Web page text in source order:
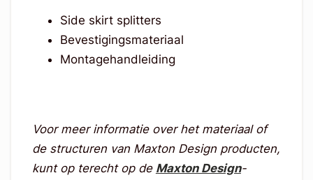
Side skirt splitters
Bevestigingsmateriaal
Montagehandleiding
Voor meer informatie over het materiaal of
de structuren van Maxton Design producten,
kunt op terecht op de Maxton Design-